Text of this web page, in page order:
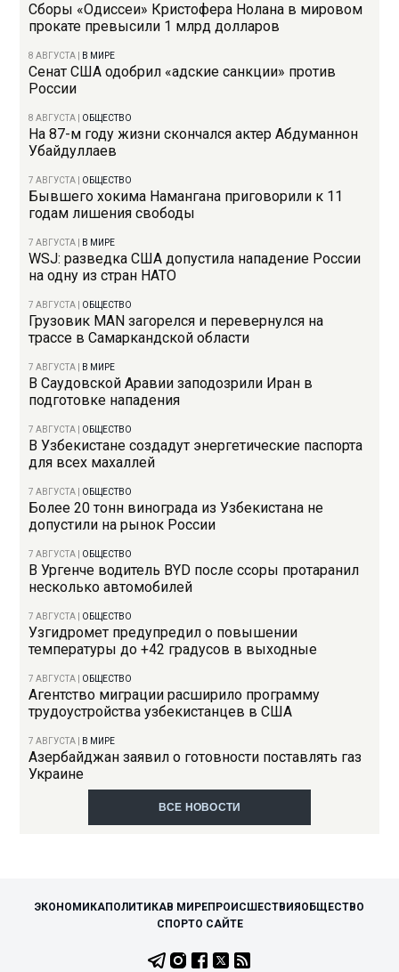
Сборы «Одиссеи» Кристофера Нолана в мировом
прокате превысили 1 млрд долларов
8 АВГУСТА В МИРЕ
Сенат США одобрил «адские санкции» против
России
8 АВГУСТА ОБЩЕСТВО
На 87-м году жизни скончался актер Абдуманнон
Убайдуллаев
7 АВГУСТА ОБЩЕСТВО
Бывшего хокима Намангана приговорили к 11
годам лишения свободы
7 АВГУСТА В МИРЕ
WSJ: разведка США допустила нападение России
на одну из стран НАТО
7 АВГУСТА ОБЩЕСТВО
Грузовик MAN загорелся и перевернулся на
трассе в Самаркандской области
7 АВГУСТА В МИРЕ
В Саудовской Аравии заподозрили Иран в
подготовке нападения
7 АВГУСТА ОБЩЕСТВО
В Узбекистане создадут энергетические паспорта
для всех махаллей
7 АВГУСТА ОБЩЕСТВО
Более 20 тонн винограда из Узбекистана не
допустили на рынок России
7 АВГУСТА ОБЩЕСТВО
В Ургенче водитель BYD после ссоры протаранил
несколько автомобилей
7 АВГУСТА ОБЩЕСТВО
Узгидромет предупредил о повышении
температуры до +42 градусов в выходные
7 АВГУСТА ОБЩЕСТВО
Агентство миграции расширило программу
трудоустройства узбекистанцев в США
7 АВГУСТА В МИРЕ
Азербайджан заявил о готовности поставлять газ
Украине
ВСЕ НОВОСТИ
ЭКОНОМИКАПОЛИТИКАВ МИРЕПРОИСШЕСТВИЯ ОБЩЕСТВО
СПОРТО САЙТЕ